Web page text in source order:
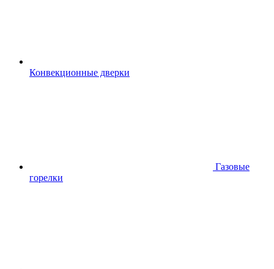
Конвекционные дверки
Газовые
горелки